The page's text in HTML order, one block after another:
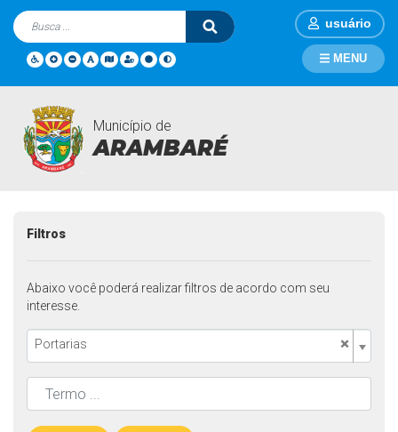
usuário
Município de
ARAMBARÉ
MENU
Legislações
Filtros
Abaixo você poderá realizar filtros de acordo com seu
interesse.
×
Portarias